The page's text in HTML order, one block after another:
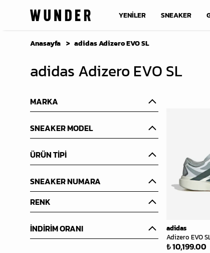
YENİLER SNEAKER
Anasayfa adidas Adizero EVO SL
adidas Adizero EVO SL
MARKA
SNEAKER MODEL
ÜRÜN TİPİ
SNEAKER NUMARA
RENK
İNDİRİM ORANI
adidas
Adizero EVO
₺ 10,199.00